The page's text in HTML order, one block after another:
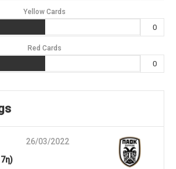
Yellow Cards
0
Red Cards
0
26/03/2022